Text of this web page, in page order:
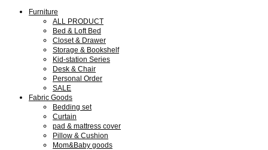
Furniture
ALL PRODUCT
Bed & Loft Bed
Closet & Drawer
Storage & Bookshelf
Kid-station Series
Desk & Chair
Personal Order
SALE
Fabric Goods
Bedding set
Curtain
pad & mattress cover
Pillow & Cushion
Mom&Baby goods